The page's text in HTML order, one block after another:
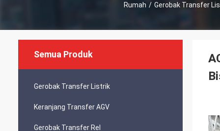
Rumah / Gerobak Transfer
Semua Produk
Gerobak Transfer Listrik
Keranjang Transfer AGV
Gerobak Transfer Rel